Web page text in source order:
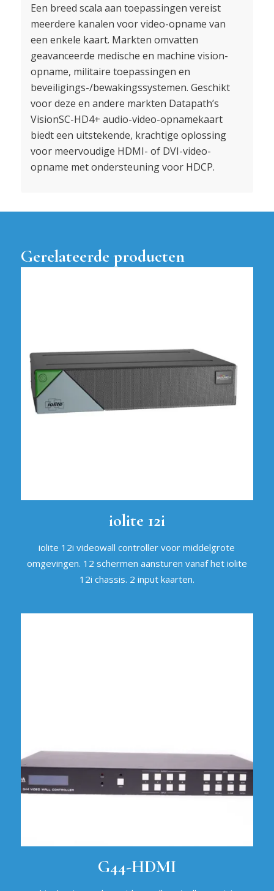
Een breed scala aan toepassingen vereist
meerdere kanalen voor video-opname van
een enkele kaart. Markten omvatten
geavanceerde medische en machine vision-
opname, militaire toepassingen en
beveiligings-/bewakingssystemen. Geschikt
voor deze en andere markten Datapath’s
VisionSC-HD4+ audio-video-opnamekaart
biedt een uitstekende, krachtige oplossing
voor meervoudige HDMI- of DVI-video-
opname met ondersteuning voor HDCP.
Gerelateerde producten
iolite 12i
iolite 12i videowall controller voor middelgrote
omgevingen. 12 schermen aansturen vanaf het iolite
12i chassis. 2 input kaarten.
G44-HDMI